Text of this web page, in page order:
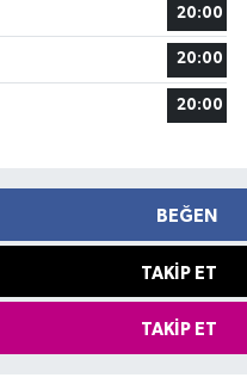
20:00
20:00
20:00
BEĞEN
TAKIP ET
TAKIP ET